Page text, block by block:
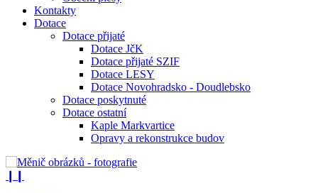
Kontakty
Dotace
Dotace přijaté
Dotace JčK
Dotace přijaté SZIF
Dotace LESY
Dotace Novohradsko - Doudlebsko
Dotace poskytnuté
Dotace ostatní
Kaple Markvartice
Opravy a rekonstrukce budov